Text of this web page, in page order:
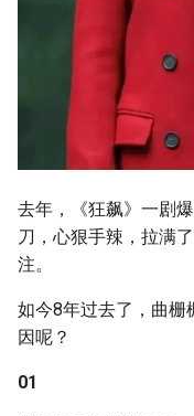
去年，《狂飙》一剧
刀，心狠手辣，拉满
注。
如今8年过去了，曲栅
因呢？
01